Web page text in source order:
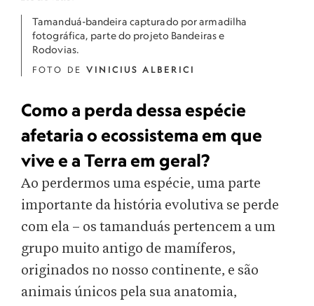
Tamanduá-bandeira capturado por armadilha
fotográfica, parte do projeto Bandeiras e
Rodovias.
FOTO DE VINICIUS ALBERICI
Como a perda dessa espécie
afetaria o ecossistema em que
vive e a Terra em geral?
Ao perdermos uma espécie, uma parte
importante da história evolutiva se perde
com ela – os tamanduás pertencem a um
grupo muito antigo de mamíferos,
originados no nosso continente, e são
animais únicos pela sua anatomia,